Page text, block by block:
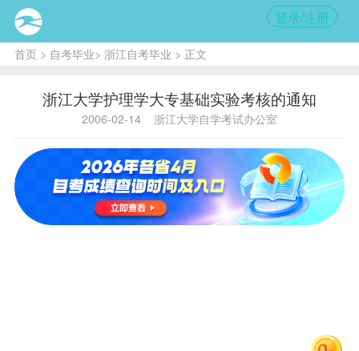
登录/注册
首页> 自考毕业> 浙江自考毕业 > 正文
浙江大学护理学大专基础实验考核的通知
2006-02-14 浙江大学自学考试办公室
内容
要:2006
年3月4